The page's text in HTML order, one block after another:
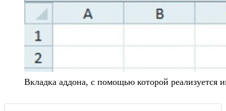
Вкладка аддона, с помощью которой реализуется